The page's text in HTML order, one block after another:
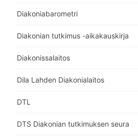
Diakoniabarometri
Diakonian tutkimus -aikakauskirja
Diakonissalaitos
Dila Lahden Diakonialaitos
DTL
DTS Diakonian tutkimuksen seura